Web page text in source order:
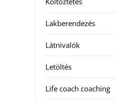
Lakberendezés
Látnivalók
Letöltés
Life coach coaching